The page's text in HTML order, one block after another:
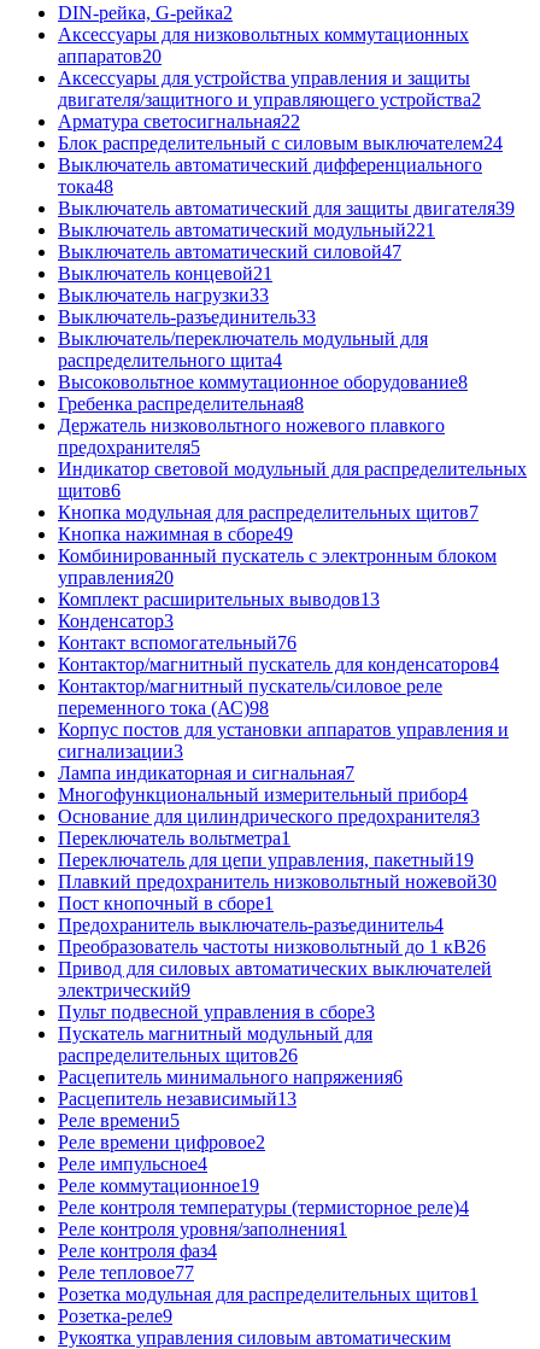
DIN-рейка, G-рейка2
Аксессуары для низковольтных коммутационных
аппаратов20
Аксессуары для устройства управления и защиты
двигателя/защитного и управляющего устройства2
Арматура светосигнальная22
Блок распределительный с силовым выключателем24
Выключатель автоматический дифференциального
тока48
Выключатель автоматический для защиты двигателя39
Выключатель автоматический модульный221
Выключатель автоматический силовой47
Выключатель концевой21
Выключатель нагрузки33
Выключатель-разъединитель33
Выключатель/переключатель модульный для
распределительного щита4
Высоковольтное коммутационное оборудование8
Гребенка распределительная8
Держатель низковольтного ножевого плавкого
предохранителя5
Индикатор световой модульный для распределительных
щитов6
Кнопка модульная для распределительных щитов7
Кнопка нажимная в сборе49
Комбинированный пускатель с электронным блоком
управления20
Комплект расширительных выводов13
Конденсатор3
Контакт вспомогательный76
Контактор/магнитный пускатель для конденсаторов4
Контактор/магнитный пускатель/силовое реле
переменного тока (АС)98
Корпус постов для установки аппаратов управления и
сигнализации3
Лампа индикаторная и сигнальная7
Многофункциональный измерительный прибор4
Основание для цилиндрического предохранителя3
Переключатель вольтметра1
Переключатель для цепи управления, пакетный19
Плавкий предохранитель низковольтный ножевой30
Пост кнопочный в сборе1
Предохранитель выключатель-разъединитель4
Преобразователь частоты низковольтный до 1 кВ26
Привод для силовых автоматических выключателей
электрический9
Пульт подвесной управления в сборе3
Пускатель магнитный модульный для
распределительных щитов26
Расцепитель минимального напряжения6
Расцепитель независимый13
Реле времени5
Реле времени цифровое2
Реле импульсное4
Реле коммутационное19
Реле контроля температуры (термисторное реле)4
Реле контроля уровня/заполнения1
Реле контроля фаз4
Реле тепловое77
Розетка модульная для распределительных щитов1
Розетка-реле9
Рукоятка управления силовым автоматическим